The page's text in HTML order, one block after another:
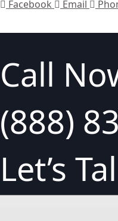
Facebook Email
Call
(888)
Let’s